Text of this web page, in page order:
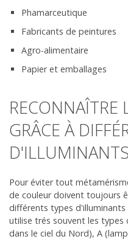
Phamarceutique
Fabricants de peintures
Agro-alimentaire
Papier et emballages
RECONNAÎTRE
GRÂCE À
D'ILLUMINANTS
Pour éviter tout
de couleur doivent toujours
différents types
utilise trés souvent les types
dans le ciel du Nord), A